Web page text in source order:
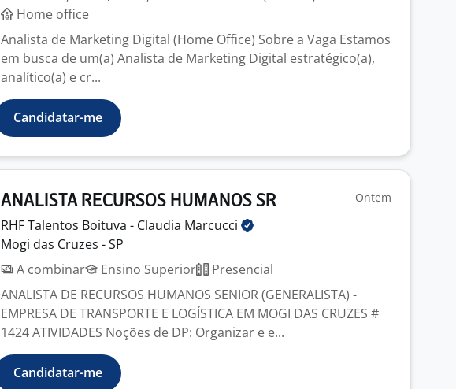
Home office
Analista de Marketing Digital (Home Office) Sobre a Vaga Estamos
em busca de um(a) Analista de Marketing Digital estratégico(a),
analítico(a) e cr...
Candidatar-me
ANALISTA RECURSOS HUMANOS SR Ontem
RHF Talentos Boituva - Claudia Marcucci
Mogi das Cruzes - SP
A combinar
Ensino Superior
Presencial
ANALISTA DE RECURSOS HUMANOS SENIOR (GENERALISTA) -
EMPRESA DE TRANSPORTE E LOGÍSTICA EM MOGI DAS CRUZES #
1424 ATIVIDADES Noções de DP: Organizar e e...
Candidatar-me